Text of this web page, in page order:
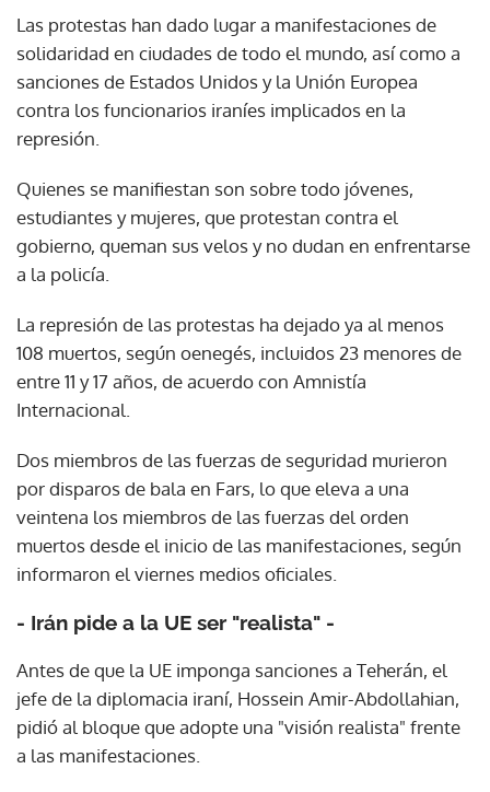
Las protestas han dado lugar a manifestaciones de
solidaridad en ciudades de todo el mundo, así como a
sanciones de Estados Unidos y la Unión Europea
contra los funcionarios iraníes implicados en la
represión.
Quienes se manifiestan son sobre todo jóvenes,
estudiantes y mujeres, que protestan contra el
gobierno, queman sus velos y no dudan en enfrentarse
a la policía.
La represión de las protestas ha dejado ya al menos
108 muertos, según oenegés, incluidos 23 menores de
entre 11 y 17 años, de acuerdo con Amnistía
Internacional.
Dos miembros de las fuerzas de seguridad murieron
por disparos de bala en Fars, lo que eleva a una
veintena los miembros de las fuerzas del orden
muertos desde el inicio de las manifestaciones, según
informaron el viernes medios oficiales.
- Irán pide a la UE ser "realista" -
Antes de que la UE imponga sanciones a Teherán, el
jefe de la diplomacia iraní, Hossein Amir-Abdollahian,
pidió al bloque que adopte una "visión realista" frente
a las manifestaciones.